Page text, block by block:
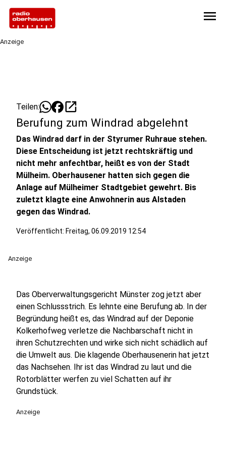
menu
Anzeige
Teilen: open_in_new
Berufung zum Windrad abgelehnt
Das Windrad darf in der Styrumer Ruhraue stehen.
Diese Entscheidung ist jetzt rechtskräftig und
nicht mehr anfechtbar, heißt es von der Stadt
Mülheim. Oberhausener hatten sich gegen die
Anlage auf Mülheimer Stadtgebiet gewehrt. Bis
zuletzt klagte eine Anwohnerin aus Alstaden
gegen das Windrad.
Veröffentlicht: Freitag, 06.09.2019 12:54
Anzeige
Das Oberverwaltungsgericht Münster zog jetzt aber
einen Schlussstrich. Es lehnte eine Berufung ab. In der
Begründung heißt es, das Windrad auf der Deponie
Kolkerhofweg verletze die Nachbarschaft nicht in
ihren Schutzrechten und wirke sich nicht schädlich auf
die Umwelt aus. Die klagende Oberhausenerin hat jetzt
das Nachsehen. Ihr ist das Windrad zu laut und die
Rotorblätter werfen zu viel Schatten auf ihr
Grundstück.
Anzeige